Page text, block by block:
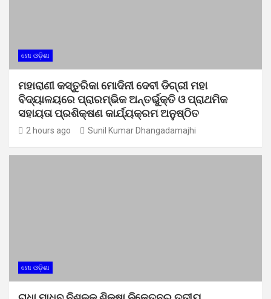
ମୋ ଓଡ଼ିଶା
ମହାରାଣୀ କସ୍ତୁରିକା ମୋଦିନୀ ଦେବୀ ଡିଗ୍ରୀ ମହା
ବିଦ୍ୟାଳୟରେ ପ୍ରାରମ୍ଭିକ ଅନ୍ତର୍ଭୁକ୍ତି ଓ ପ୍ରାଥମିକ
ସହାୟତା ପ୍ରଶିକ୍ଷଣ କାର୍ଯ୍ୟକ୍ରମ ଅନୁଷ୍ଠିତ
2 hours ago Sunil Kumar Dhangadamajhi
ମୋ ଓଡ଼ିଶା